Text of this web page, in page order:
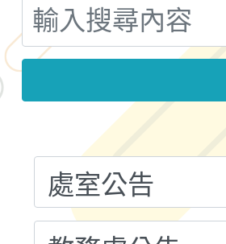
成果展」
桃園市大溪
年八月份教
國立成功大
融平台-教
115學年度
計畫子計畫
小時認證研
115年度「
義教育推展